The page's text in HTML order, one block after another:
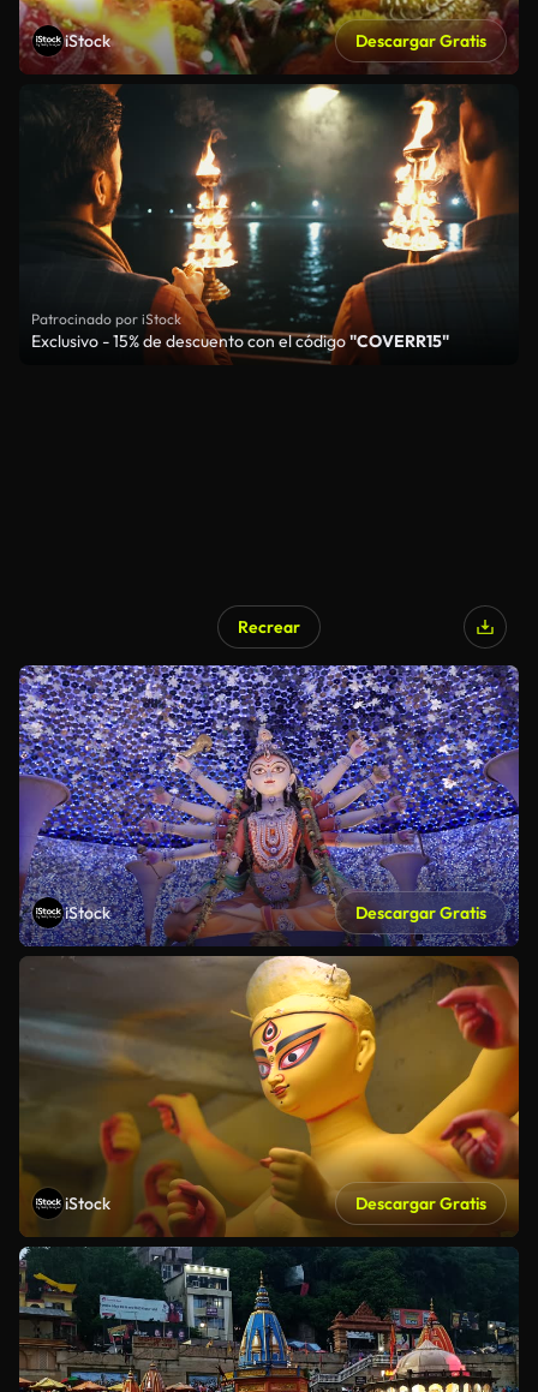
iStock Descargar Gratis
Patrocinado por iStock
Exclusivo - 15% de descuento con el código"COVERR15"
Recrear
iStock Descargar Gratis
iStock Descargar Gratis